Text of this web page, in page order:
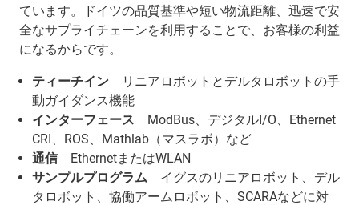
ています。ドイツの品質基準や短い物流距離、迅速で安
全なサプライチェーンを利用することで、お客様の利益
になるからです。
ティーチイン
リニアロボットとデルタロボットの手
動ガイダンス機能
インターフェース ModBus、デジタルI/O、Ethernet
CRI、ROS、Mathlab（マスラボ）など
通信 EthernetまたはWLAN
サンプルプログラム イグスのリニアロボット、デル
タロボット、協働アームロボット、SCARAなどに対